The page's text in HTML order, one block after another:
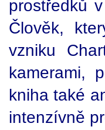
prostředků
Člověk,
vzniku
kamerami,
kniha také
intenzívně